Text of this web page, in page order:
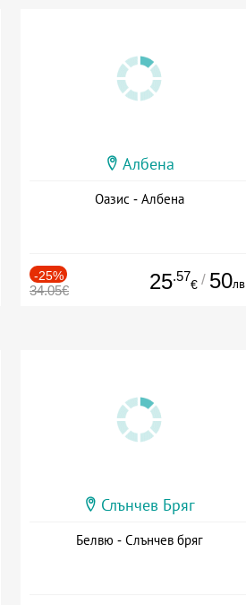
Албена
Оазис - Албена
-25%
34.05€ 25.57
€ / 50лв.
Слънчев Бряг
Белвю - Слънчев бряг